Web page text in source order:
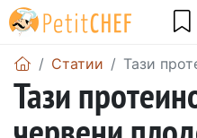
Статии Тази
Тази